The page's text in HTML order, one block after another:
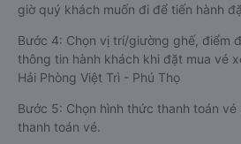
giờ quý khách muốn đi để tiến hành
Bước 4: Chọn vị trí/giường ghế, điểm
thông tin hành khách khi đặt mua vé
Hải Phòng Việt Trì - Phú Thọ
Bước 5: Chọn hình thức thanh toán
thanh toán vé.